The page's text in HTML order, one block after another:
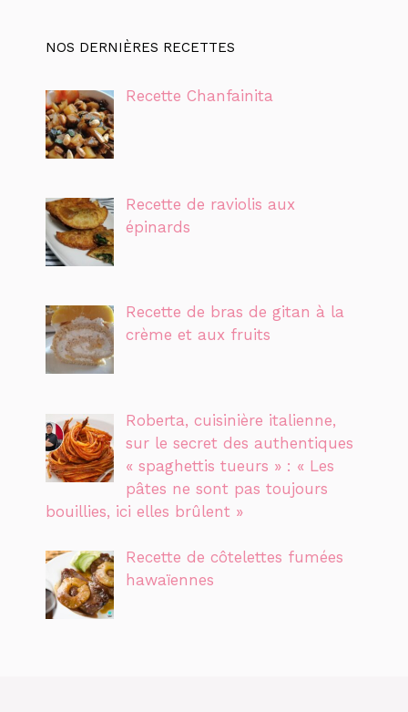
NOS DERNIÈRES RECETTES
Recette Chanfainita
Recette de raviolis aux
épinards
Recette de bras de gitan à la
crème et aux fruits
Roberta, cuisinière italienne,
sur le secret des authentiques
« spaghettis tueurs » : « Les
pâtes ne sont pas toujours
bouillies, ici elles brûlent »
Recette de côtelettes fumées
hawaïennes